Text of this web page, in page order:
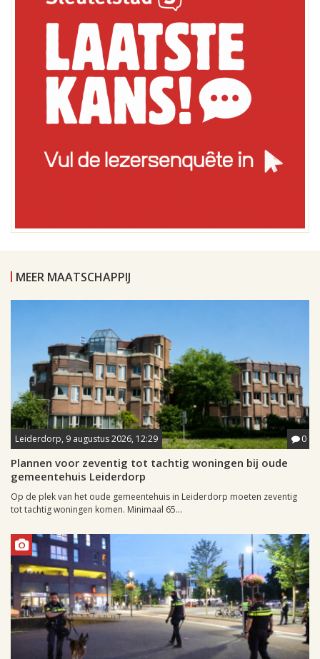
MEER MAATSCHAPPIJ
Leiderdorp, 9 augustus 2026, 12:29 0
Plannen voor zeventig tot tachtig woningen bij oude
gemeentehuis Leiderdorp
Op de plek van het oude gemeentehuis in Leiderdorp moeten zeventig
tot tachtig woningen komen. Minimaal 65...